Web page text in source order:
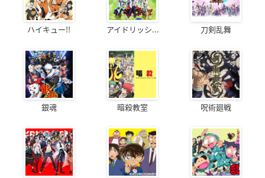
ハイキュー!! アイドリッシ... 刀剣乱舞
銀魂 暗殺教室 呪術廻戦